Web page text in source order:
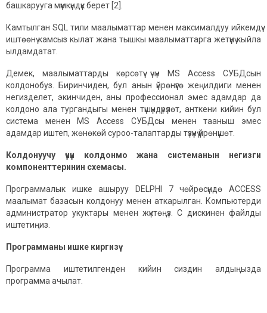
башкарууга мүмкүндүк берет [2].
Камтылган SQL тили маалыматтар менен максималдуу ийкемдүү
иштөөнү камсыз кылат жана тышкы маалыматтарга жетүүнү кыйла
ылдамдатат.
Демек, маалыматтарды көрсөтүү үчүн MS Access СУБДсын
колдонобуз. Биринчиден, бул анын үйрөнүүгө жеңилдиги менен
негизделет, экинчиден, аны профессионал эмес адамдар да
колдоно ала тургандыгы менен түшүндүрүлөт, анткени кийин бул
система менен MS Access СУБДсы менен тааныш эмес
адамдар иштеп, жөнөкөй суроо-талаптарды түзүүнү үйрөнүшөт.
Колдонуучу үчүн колдонмо жана системанын негизги
компоненттеринин схемасы.
Программалык ишке ашыруу DELPHI 7 чөйрөсүндө ACCESS
маалымат базасын колдонуу менен аткарылган. Компьютерди
администратор укуктары менен жүктөңүз. С дискинен файлды
иштетиңиз.
Программаны ишке киргизүү
Программа иштетилгенден кийин сиздин алдыңызда
программа ачылат.